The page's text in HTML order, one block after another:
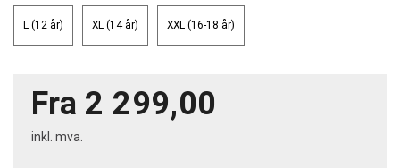
L (12 år) XL (14 år) XXL (16-18 år)
Fra 2 299,00
inkl. mva.